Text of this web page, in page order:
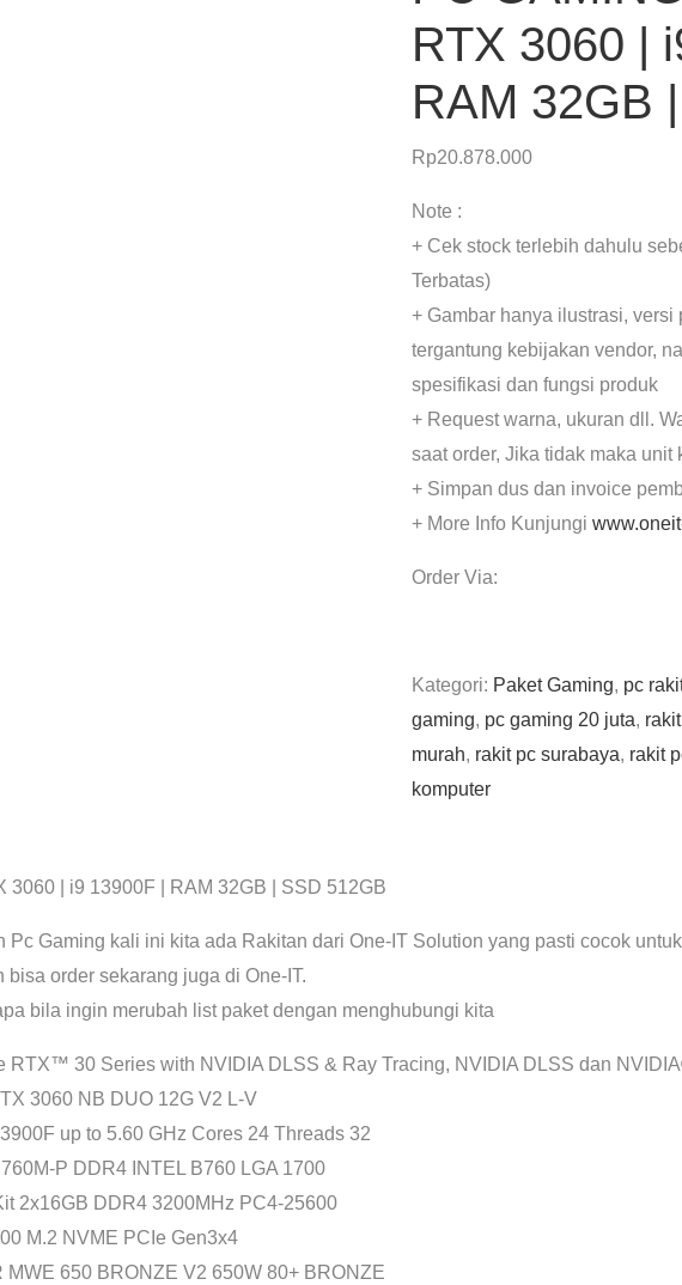
RTX 3060 |
RAM 32GB
Rp20.878.000
Note :
+ Cek stock terlebih dahulu
Terbatas)
+ Gambar hanya ilustrasi, versi
tergantung kebijakan vendor,
spesifikasi dan fungsi produk
+ Request warna, ukuran dll.
saat order, Jika tidak maka unit
+ Simpan dus dan invoice
+ More Info Kunjungi
Order Via:
Kategori: Paket Gaming, pc
gaming, pc gaming 20 juta,
murah, rakit pc surabaya, rakit
komputer
3060 | i9 13900F | RAM 32GB | SSD 512GB
Pc Gaming kali ini kita ada Rakitan dari One-IT Solution yang pasti cocok
order sekarang juga di One-IT.
bila ingin merubah list paket dengan menghubungi kita
RTX™ 30 Series with NVIDIA DLSS & Ray Tracing, NVIDIA DLSS dan
3060 NB DUO 12G V2 L-V
up to 5.60 GHz Cores 24 Threads 32
P DDR4 INTEL B760 LGA 1700
2x16GB DDR4 3200MHz PC4-25600
M.2 NVME PCIe Gen3x4
650 BRONZE V2 650W 80+ BRONZE